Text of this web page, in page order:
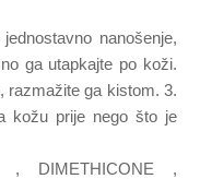
nanošenje,
ga utapkajte po koži.
razmažite ga kistom. 3.
kožu prije nego što je
, DIMETHICONE ,